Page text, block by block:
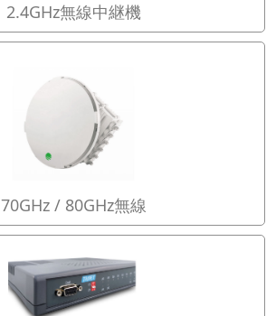
2.4GHz無線中継機
70GHz / 80GHz無線